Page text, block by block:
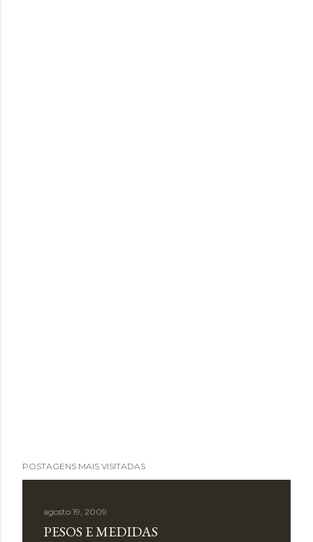
POSTAGENS MAIS VISITADAS
agosto 19, 2009
PESOS E MEDIDAS